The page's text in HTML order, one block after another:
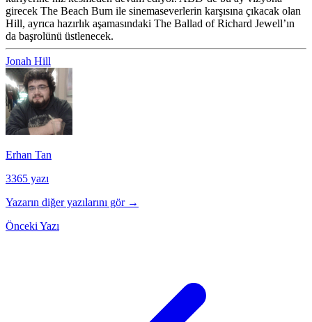
girecek The Beach Bum ile sinemaseverlerin karşısına çıkacak olan
Hill, ayrıca hazırlık aşamasındaki The Ballad of Richard Jewell’ın
da başrolünü üstlenecek.
Jonah Hill
Erhan Tan
3365 yazı
Yazarın diğer yazılarını gör →
Önceki Yazı